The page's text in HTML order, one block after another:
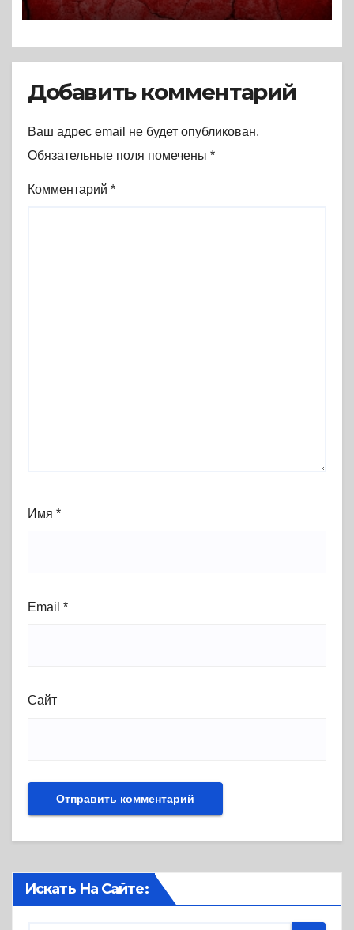
Добавить комментарий
Ваш адрес email не будет опубликован.
Обязательные поля помечены *
Комментарий *
Имя *
Email *
Сайт
Искать На Сайте: